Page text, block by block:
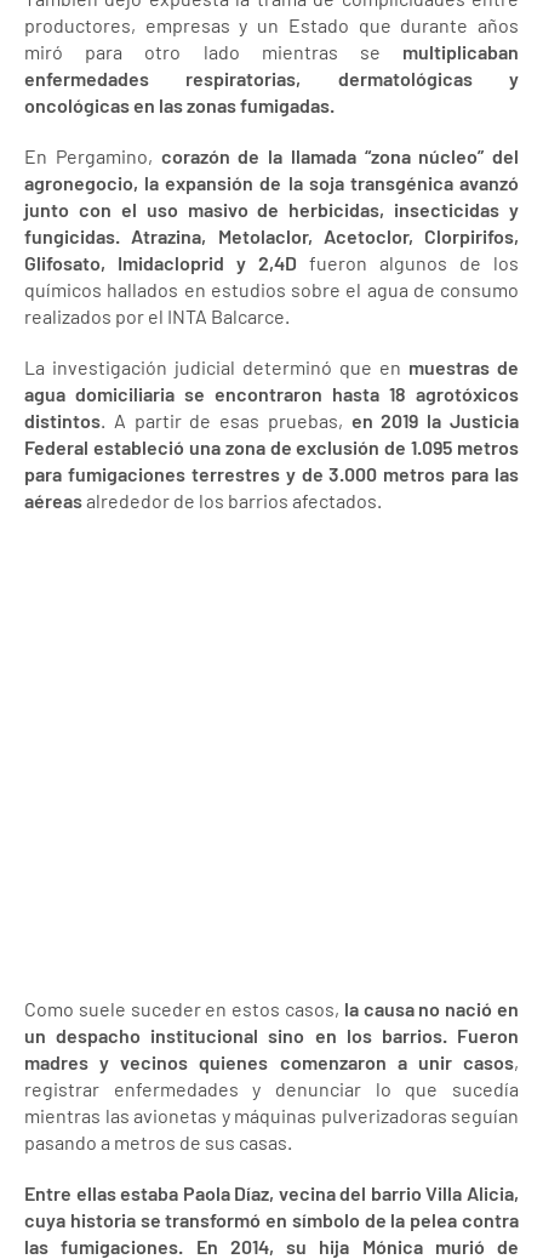
productores, empresas y un Estado que durante años
miró para otro lado mientras se multiplicaban
enfermedades respiratorias, dermatológicas y
oncológicas en las zonas fumigadas.
En Pergamino, corazón de la llamada “zona núcleo” del
agronegocio, la expansión de la soja transgénica avanzó
junto con el uso masivo de herbicidas, insecticidas y
fungicidas. Atrazina, Metolaclor, Acetoclor, Clorpirifos,
Glifosato, Imidacloprid y 2,4D fueron algunos de los
químicos hallados en estudios sobre el agua de consumo
realizados por el INTA Balcarce.
La investigación judicial determinó que en muestras de
agua domiciliaria se encontraron hasta 18 agrotóxicos
distintos. A partir de esas pruebas, en 2019 la Justicia
Federal estableció una zona de exclusión de 1.095 metros
para fumigaciones terrestres y de 3.000 metros para las
aéreasalrededor de los barrios afectados.
Como suele suceder en estos casos, la causa no nació en
un despacho institucional sino en los barrios. Fueron
madres y vecinos quienes comenzaron a unir casos,
registrar enfermedades y denunciar lo que sucedía
mientras las avionetas y máquinas pulverizadoras seguían
pasando a metros de sus casas.
Entre ellas estaba Paola Díaz, vecina del barrio Villa Alicia,
cuya historia se transformó en símbolo de la pelea contra
las fumigaciones. En 2014, su hija Mónica murió de